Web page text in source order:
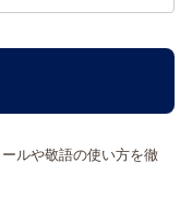
ルや敬語の使い方を徹